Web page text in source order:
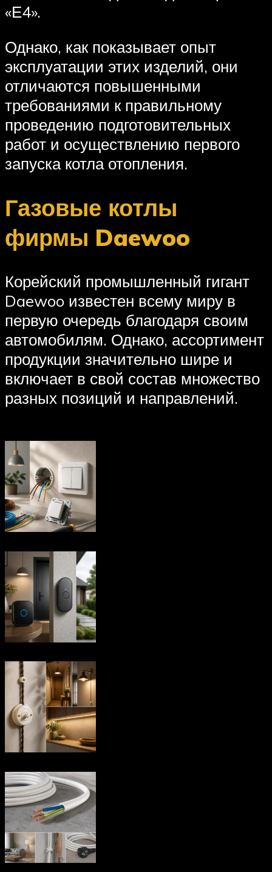
«Е4».
Однако, как показывает опыт
эксплуатации этих изделий, они
отличаются повышенными
требованиями к правильному
проведению подготовительных
работ и осуществлению первого
запуска котла отопления.
Газовые котлы
фирмы Daewoo
Корейский промышленный гигант
Daewoo известен всему миру в
первую очередь благодаря своим
автомобилям. Однако, ассортимент
продукции значительно шире и
включает в свой состав множество
разных позиций и направлений.